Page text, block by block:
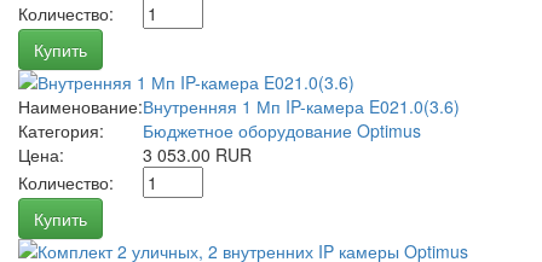
Количество:
Купить
Наименование:Внутренняя 1 Мп IP-камера E021.0(3.6)
Категория:
Бюджетное оборудование Optimus
Цена:
3 053.00 RUR
Количество:
Купить